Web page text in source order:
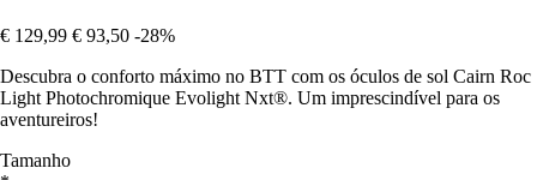
€ 129,99 € 93,50 -28%
Descubra o conforto máximo no BTT com os óculos de sol Cairn Roc
Light Photochromique Evolight Nxt®. Um imprescindível para os
aventureiros!
Tamanho